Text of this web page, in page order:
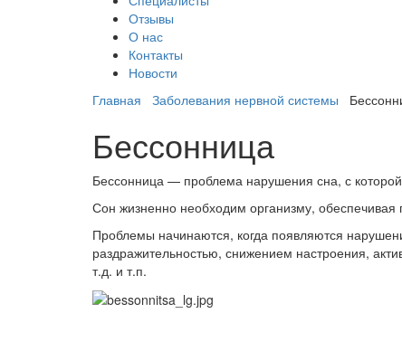
Отзывы
О нас
Контакты
Новости
Главная
Заболевания нервной системы
Бессонница
Бессонница — проблема нарушения сна, с которой
Сон жизненно необходим организму,
Проблемы начинаются, когда появляются
раздражительностью, снижением настроения,
т.д. и т.п.